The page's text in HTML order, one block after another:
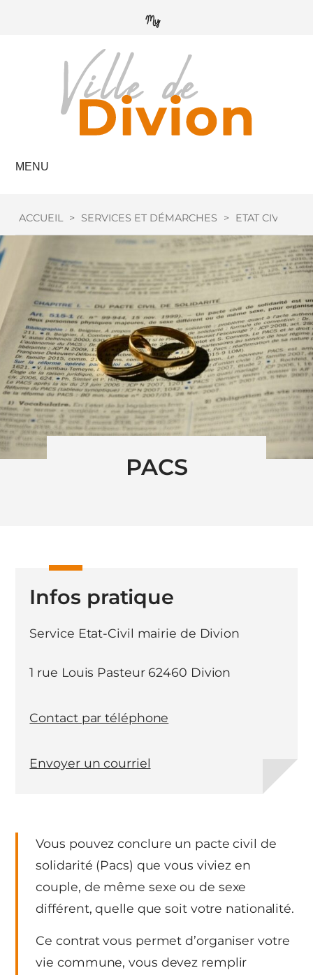
MENU
ACCUEIL > SERVICES ET DÉMARCHES > ETAT CIVIL
PACS
Vous pouvez conclure un pacte civil de
solidarité (Pacs) que vous viviez en
couple, de même sexe ou de sexe
différent, quelle que soit votre nationalité.
Ce contrat vous permet d’organiser votre
vie commune, vous devez remplir
Infos pratique
Service Etat-Civil mairie de Divion
1 rue Louis Pasteur 62460 Divion
Contact par téléphone
Envoyer un courriel